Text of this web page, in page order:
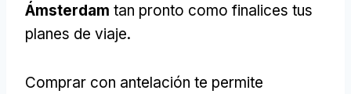
Ámsterdam tan pronto como finalices tus
planes de viaje.
Comprar con antelación te permite